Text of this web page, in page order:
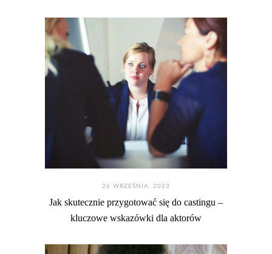
26 WRZEŚNIA. 2023
Jak skutecznie przygotować się do castingu –
kluczowe wskazówki dla aktorów